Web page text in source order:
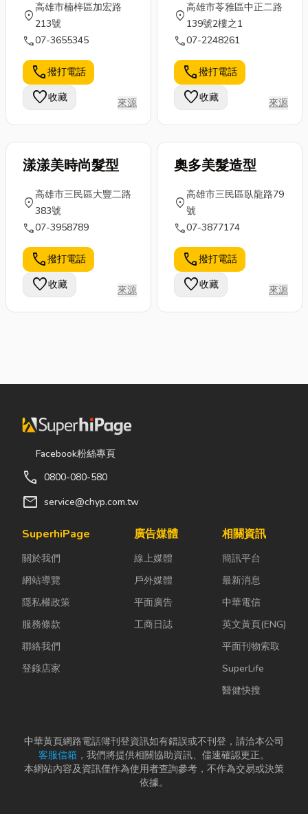
location_on
高雄市楠梓區加宏路
213號
call07-3655345
call撥打電話
favorite收藏 來源
location_on
高雄市苓雅區中正二路
139號2樓之1
call07-2248261
call撥打電話
favorite收藏 來源
漾漾美時尚髮型
location_on
高雄市三民區大豐二路
383號
call07-3958789
call撥打電話
favorite收藏 來源
奧多美髮造型
location_on
高雄市三民區臥龍路79
號
call07-3877174
call撥打電話
favorite收藏 來源
Facebook粉絲專頁
call 0800-080-580
mail service@chyp.com.tw
SuperhiPage
關於我們
網站導覽
隱私權政策
服務條款
聯絡我們
登錄店家
廣告媒體
線上媒體
戶外媒體
平面廣告
工商日誌
相關資訊
簡訊平台
最新消息
中華電信
英文黃頁(ENG)
平面刊物索取
SuperLife
醫健快搜
中華黃頁網路電話簿刊登資訊如有錯誤或不刊登，請洽本公司
客服信箱 ，我們將提供相關協助資訊、儘速確認更正。
本網站內容及資訊僅作為使用者查詢參考，不作為交易或決策
依據。